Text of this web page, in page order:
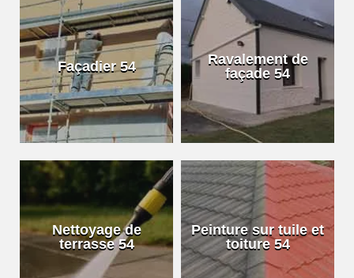
Façadier 54
Ravalement de
façade 54
Nettoyage de
terrasse 54
Peinture sur tuile et
toiture 54